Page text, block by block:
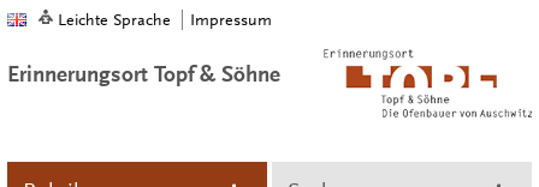
Leichte Sprache Impressum
Erinnerungsort Topf & Söhne